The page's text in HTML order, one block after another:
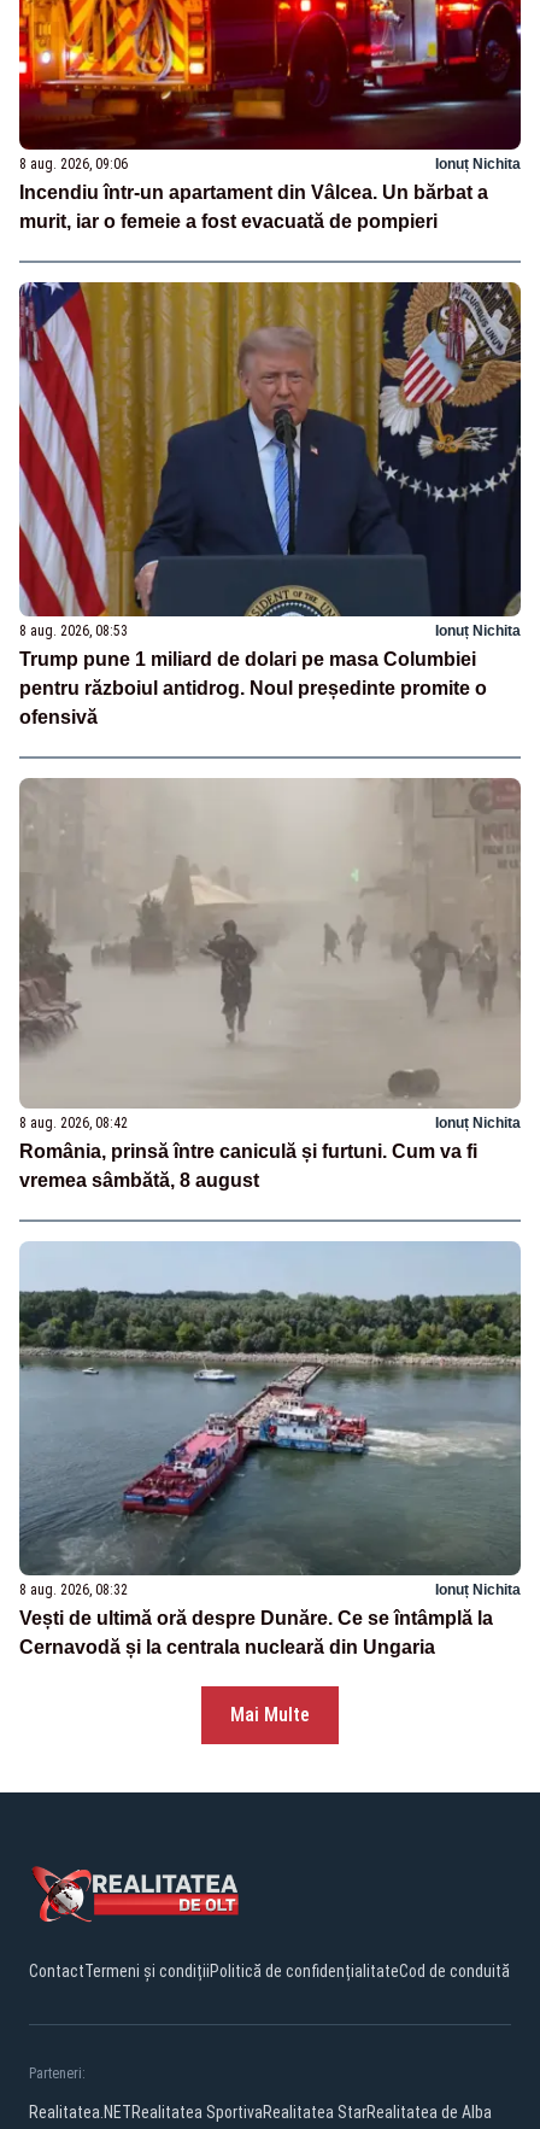
8 aug. 2026, 09:06 Ionuț Nichita
Incendiu într-un apartament din Vâlcea. Un bărbat a
murit, iar o femeie a fost evacuată de pompieri
8 aug. 2026, 08:53 Ionuț Nichita
Trump pune 1 miliard de dolari pe masa Columbiei
pentru războiul antidrog. Noul președinte promite o
ofensivă
8 aug. 2026, 08:42 Ionuț Nichita
România, prinsă între caniculă și furtuni. Cum va fi
vremea sâmbătă, 8 august
8 aug. 2026, 08:32 Ionuț Nichita
Vești de ultimă oră despre Dunăre. Ce se întâmplă la
Cernavodă și la centrala nucleară din Ungaria
Mai Multe
ContactTermeni și condițiiPolitică de confidențialitateCod de conduită
Parteneri:
Realitatea.NETRealitatea SportivaRealitatea StarRealitatea de Alba